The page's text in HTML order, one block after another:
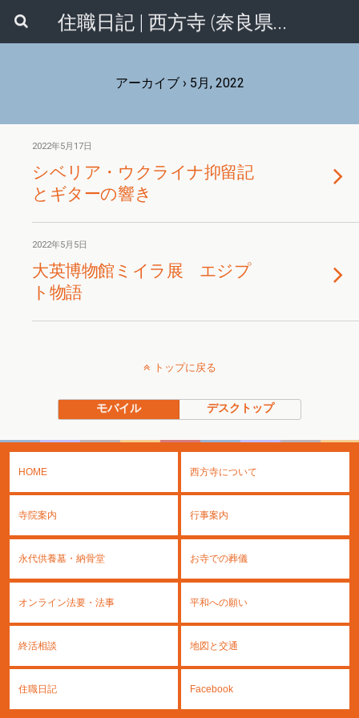
住職日記 | 西方寺 (奈良県香芝市)
アーカイブ › 5月, 2022
2022年5月17日
シベリア・ウクライナ抑留記
とギターの響き
2022年5月5日
大英博物館ミイラ展 エジプ
ト物語
トップに戻る
モバイル デスクトップ
HOME 西方寺について
寺院案内 行事案内
永代供養墓・納骨堂 お寺での葬儀
オンライン法要・法事 平和への願い
終活相談 地図と交通
住職日記 Facebook